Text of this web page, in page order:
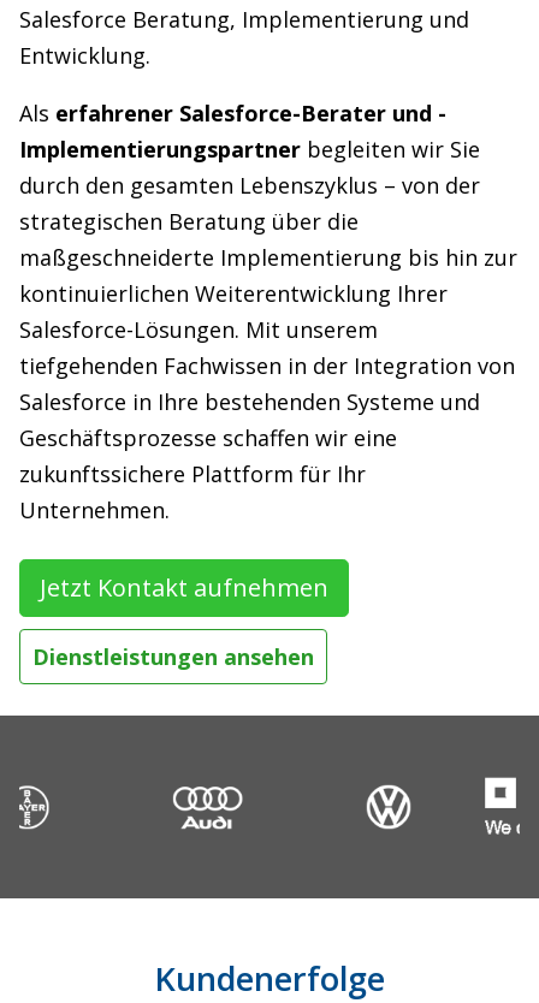
Salesforce Beratung, Implementierung und
Entwicklung.
Als erfahrener Salesforce-Berater und -
Implementierungspartner begleiten wir Sie
durch den gesamten Lebenszyklus – von der
strategischen Beratung über die
maßgeschneiderte Implementierung bis hin zur
kontinuierlichen Weiterentwicklung Ihrer
Salesforce-Lösungen. Mit unserem
tiefgehenden Fachwissen in der Integration von
Salesforce in Ihre bestehenden Systeme und
Geschäftsprozesse schaffen wir eine
zukunftssichere Plattform für Ihr
Unternehmen.
Jetzt Kontakt aufnehmen
Dienstleistungen ansehen
Kundenerfolge